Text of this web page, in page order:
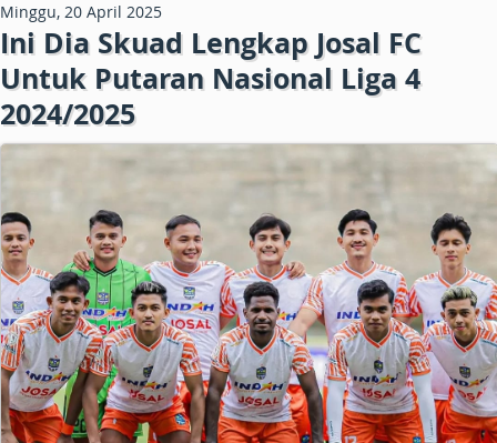
Minggu, 20 April 2025
Ini Dia Skuad Lengkap Josal FC
Untuk Putaran Nasional Liga 4
2024/2025